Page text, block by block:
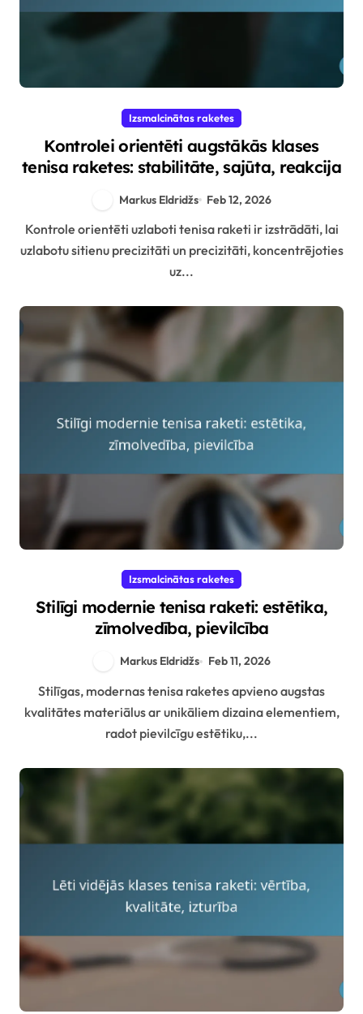
Izsmalcinātas raketes
Kontrolei orientēti augstākās klases
tenisa raketes: stabilitāte, sajūta, reakcija
Markus Eldridžs Feb 12, 2026
Kontrole orientēti uzlaboti tenisa raketi ir izstrādāti, lai
uzlabotu sitienu precizitāti un precizitāti, koncentrējoties
uz...
Izsmalcinātas raketes
Stilīgi modernie tenisa raketi: estētika,
zīmolvedība, pievilcība
Markus Eldridžs Feb 11, 2026
Stilīgas, modernas tenisa raketes apvieno augstas
kvalitātes materiālus ar unikāliem dizaina elementiem,
radot pievilcīgu estētiku,...